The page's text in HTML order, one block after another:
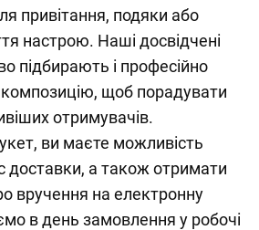
привітання, подяки або
настрою. Наші досвідчені
підбирають і професійно
щоб порадувати
отримувачів.
ви маєте можливість
доставки, а також отримати
вручення на електронну
в день замовлення у робочі